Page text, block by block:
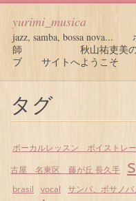
yurimi_musica
jazz, samba, bossa nova...
師 秋山祐吏美のオ
ブ サイトへようこそ
タグ
ボーカルレッスン ボイスト
古屋 名東区 藤が丘 長久手
brasil vocal サンバ、ボサノ